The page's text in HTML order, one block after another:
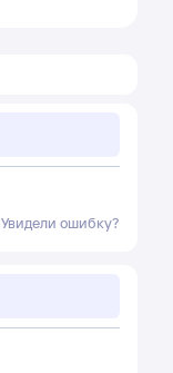
Увидели ошибку?